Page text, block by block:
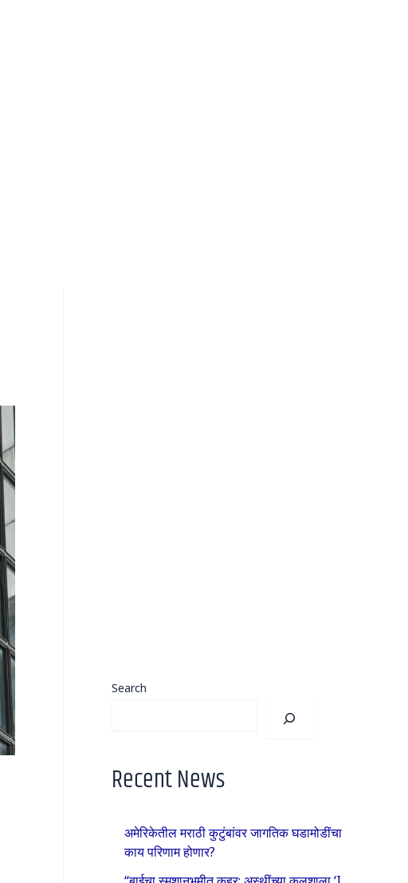
Search
Recent News
अमेरिकेतील मराठी कुटुंबांवर जागतिक घडामोडींचा
काय परिणाम होणार?